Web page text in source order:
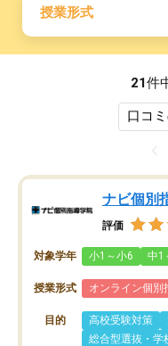
授業形式
21件
ナビ個別
評価
対象学年 小1～小6 中1
授業形式 オンライン個別
目的 高校受験対策
総合型選抜・学